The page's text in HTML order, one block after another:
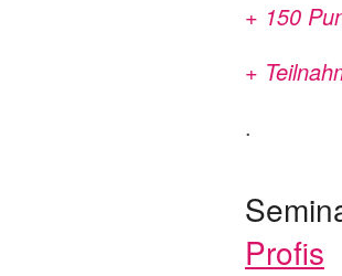
+ 150
+
.
Profis